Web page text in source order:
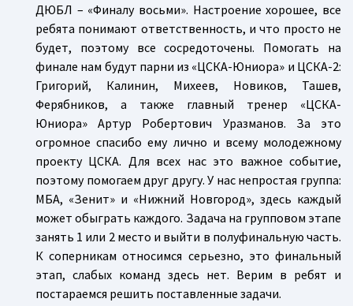
ДЮБЛ – «Финалу восьми». Настроение хорошее, все
ребята понимают ответственность, и что просто не
будет, поэтому все сосредоточены. Помогать на
финале нам будут парни из «ЦСКА-Юниора» и ЦСКА-2:
Григорий, Калинин, Михеев, Новиков, Ташев,
Ферябников, а также главный тренер «ЦСКА-
Юниора» Артур Робертович Уразманов. За это
огромное спасибо ему лично и всему молодежному
проекту ЦСКА. Для всех нас это важное событие,
поэтому помогаем друг другу. У нас непростая группа:
МБА, «Зенит» и «Нижний Новгород», здесь каждый
может обыграть каждого. Задача на групповом этапе
занять 1 или 2 место и выйти в полуфинальную часть.
К соперникам относимся серьезно, это финальный
этап, слабых команд здесь нет. Верим в ребят и
постараемся решить поставленные задачи.